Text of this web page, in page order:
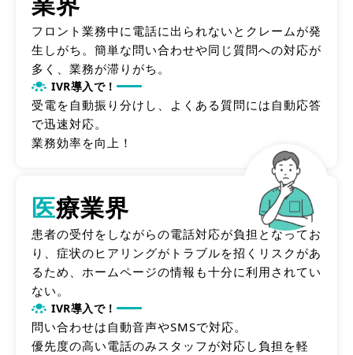
フロント業務中に電話に出られないとクレームが発
生しがち。簡単な問い合わせや同じ質問への対応が
多く、業務が滞りがち。
IVR導入で！
受電を自動振り分けし、よくある質問には自動応答
で迅速対応。
業務効率を向上！
医療業界
患者の受付をしながらの電話対応が負担となってお
り、症状のヒアリングがトラブルを招くリスクがあ
るため、ホームページの情報も十分に利用されてい
ない。
IVR導入で！
問い合わせは自動音声やSMSで対応。
優先度の高い電話のみスタッフが対応し負担を軽